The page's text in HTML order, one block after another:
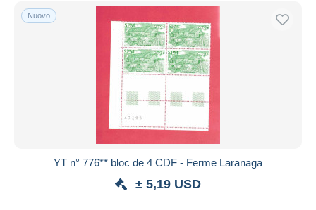
Spedizione gratuita
Metodi di pagamento
PayPal
Bonifico bancario
Mastercard
Nuovo
YT n° 776** bloc de 4 CDF - Ferme Laranaga
± 5,19 USD